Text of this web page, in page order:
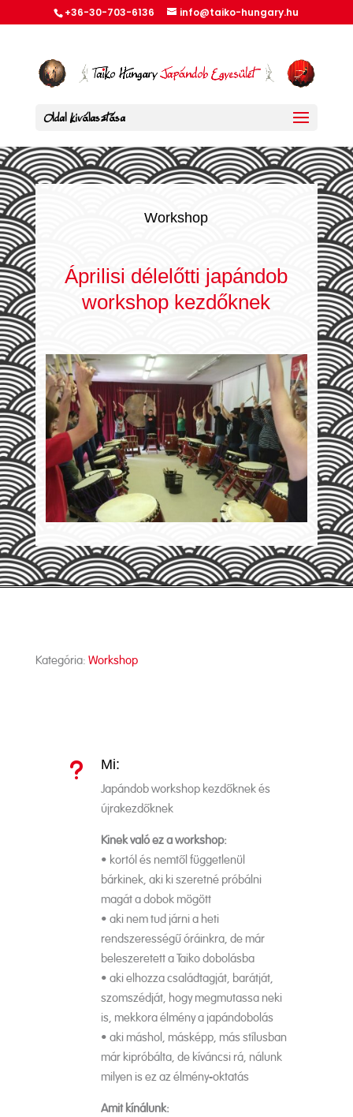
+36-30-703-6136 info@taiko-hungary.hu
Oldal kiválasztása
Workshop
Áprilisi délelőtti japándob
workshop kezdőknek
Kategória: Workshop
u Mi:
Japándob workshop kezdőknek és
újrakezdőknek
Kinek való ez a workshop:
• kortól és nemtől függetlenül
bárkinek, aki ki szeretné próbálni
magát a dobok mögött
• aki nem tud járni a heti
rendszerességű óráinkra, de már
beleszeretett a Taiko dobolásba
• aki elhozza családtagját, barátját,
szomszédját, hogy megmutassa neki
is, mekkora élmény a japándobolás
• aki máshol, másképp, más stílusban
már kipróbálta, de kíváncsi rá, nálunk
milyen is ez az élmény-oktatás
Amit kínálunk: